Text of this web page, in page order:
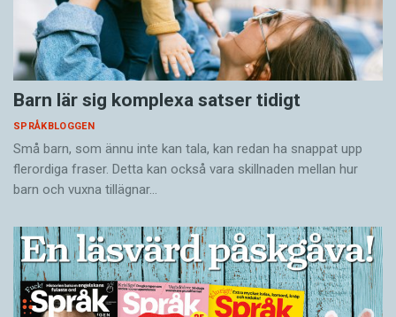
Barn lär sig komplexa satser tidigt
SPRÅKBLOGGEN
Små barn, som ännu inte kan tala, kan redan ha snappat upp
flerordiga fraser. Detta kan också vara skillnaden mellan hur
barn och vuxna tillägnar…